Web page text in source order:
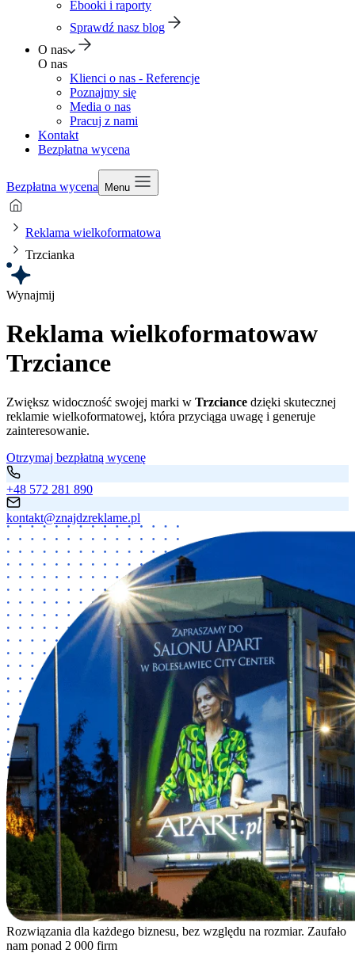
Ebooki i raporty
Sprawdź nasz blog
O nas
O nas
Klienci o nas - Referencje
Poznajmy się
Media o nas
Pracuj z nami
Kontakt
Bezpłatna wycena
Bezpłatna wycena Menu
Reklama wielkoformatowa
Trzcianka
Wynajmij
Reklama wielkoformatowaw
Trzciance
Zwiększ widoczność swojej marki w Trzciance dzięki skutecznej
reklamie wielkoformatowej, która przyciąga uwagę i generuje
zainteresowanie.
Otrzymaj bezpłatną wycenę
+48 572 281 890
kontakt@znajdzreklame.pl
Rozwiązania dla każdego biznesu, bez względu na rozmiar. Zaufało
nam ponad 2 000 firm